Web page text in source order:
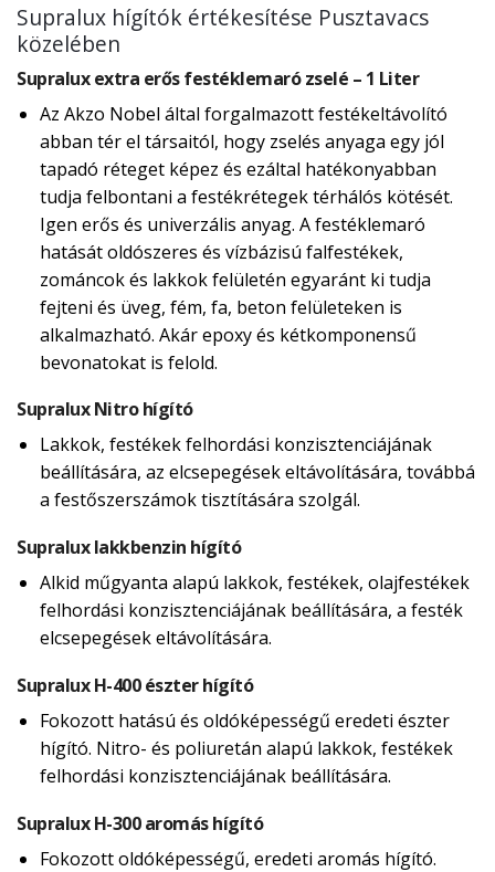
Supralux hígítók értékesítése Pusztavacs
közelében
Supralux extra erős festéklemaró zselé – 1 Liter
Az Akzo Nobel által forgalmazott festékeltávolító
abban tér el társaitól, hogy zselés anyaga egy jól
tapadó réteget képez és ezáltal hatékonyabban
tudja felbontani a festékrétegek térhálós kötését.
Igen erős és univerzális anyag. A festéklemaró
hatását oldószeres és vízbázisú falfestékek,
zománcok és lakkok felületén egyaránt ki tudja
fejteni és üveg, fém, fa, beton felületeken is
alkalmazható. Akár epoxy és kétkomponensű
bevonatokat is felold.
Supralux Nitro hígító
Lakkok, festékek felhordási konzisztenciájának
beállítására, az elcsepegések eltávolítására, továbbá
a festőszerszámok tisztítására szolgál.
Supralux lakkbenzin hígító
Alkid műgyanta alapú lakkok, festékek, olajfestékek
felhordási konzisztenciájának beállítására, a festék
elcsepegések eltávolítására.
Supralux H-400 észter hígító
Fokozott hatású és oldóképességű eredeti észter
hígító. Nitro- és poliuretán alapú lakkok, festékek
felhordási konzisztenciájának beállítására.
Supralux H-300 aromás hígító
Fokozott oldóképességű, eredeti aromás hígító.